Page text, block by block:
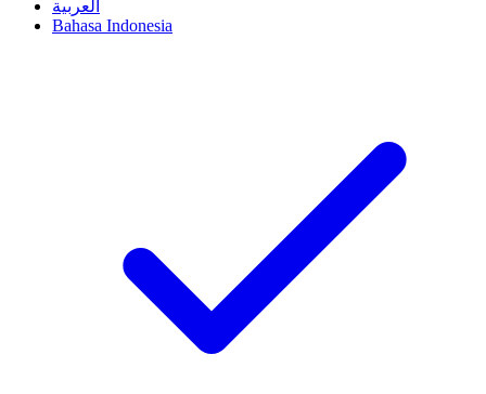
العربية
Bahasa Indonesia